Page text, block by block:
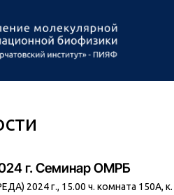
г. Семинар ОМРБ
2024 г., 15.00 ч. комната 150А,